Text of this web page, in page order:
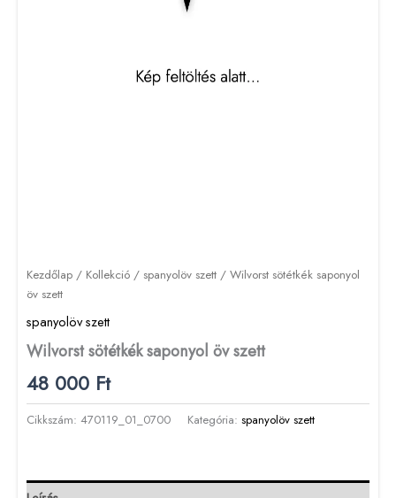
Kezdőlap / Kollekció / spanyolöv szett / Wilvorst sötétkék saponyol
öv szett
spanyolöv szett
Wilvorst sötétkék saponyol öv szett
48 000 Ft
Cikkszám: 470119_01_0700 Kategória: spanyolöv szett